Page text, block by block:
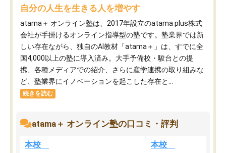
自分の人生を生きる人を増やす
atama＋ オンライン塾は、2017年設立のatama plus株式
会社が手掛けるオンライン指導型の塾です。塾業界では新
しい存在ながら、独自のAI教材「atama＋」は、すでに全
国4,000以上の塾に導入済み。大手予備校・駿台との提
携、各種メディアでの紹介、さらに産学連携の取り組みな
ど、塾業界にイノベーションを起こした存在と...
続きを読む
atama＋ オンライン塾の口コミ・評判
本校 本校